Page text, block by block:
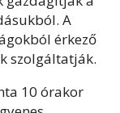
A
érkező
szolgáltatják.
10 órakor